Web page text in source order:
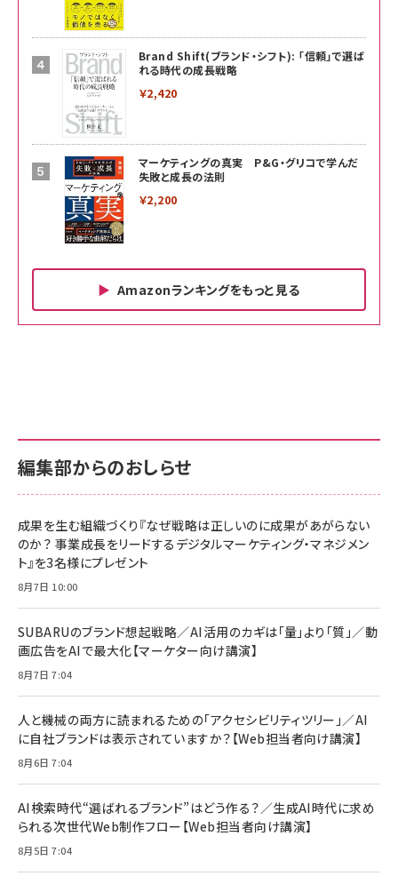
Brand Shift(ブランド・シフト): 「信頼」で選ば
れる時代の成長戦略
￥2,420
マーケティングの真実 P&G・グリコで学んだ
失敗と成長の法則
￥2,200
Amazonランキングをもっと見る
￥880
anan(アンアン)2026/06/24号 No.2500増刊
スペシャルエディション[王道エンタメの矜持／
￥1,100
anan(アンアン)2026/07/08号 No.2502[2026
￥880
ママ投資家が育休中に１億貯めた株式投資
組織の成果を最大化する ルールのデザイン
￥1,980
Amazonランキングをもっと見る
サポート正規品 メーカー保証5年 KLMEA128G
NIMASO ガラスフィルム iPhone 17 用 保護フィ
すい ガイド枠付き いPhone17 (6.3インチ) 対応
2枚セット DSP25F1698
￥1,599
￥6,980
全ワイヤレスイヤホン/アクティブノイズキャンセリ
技術基準適合】ブラック
￥5,990
ケーブル Anker絡まないケーブル 240W 結束バン
ド付き USB PD対応 シリコン素材採用 iPhone
17 / 16 / 15 / Galaxy iPad Pro MacBook
Pro/Air 各種対応 (1.8m ミッドナイトブラック)
￥1,890
サポート正規品 メーカー保証5年 KLMEA128G
Amazon eギフトカード - Amazonロゴ - クラ
￥5,000
Anker PowerLine III Flow USB-C & USB-C
Pro/Air 各種対応 (1.8m ミッドナイトブラック)
￥1,890
サッポロ 生ビール 黒ラベル 350ml 缶 24本 ビー
ル ケース買い【6/30応募〆切! 黒ラベルビヤセラー
￥4,857
編集部からのおしらせ
成果を生む組織づくり『なぜ戦略は正しいのに成果があがらない
のか？ 事業成長をリードするデジタルマーケティング・マネジメン
ト』を3名様にプレゼント
8月7日 10:00
SUBARUのブランド想起戦略／AI活用のカギは「量」より「質」／動
画広告をAIで最大化【マーケター向け講演】
8月7日 7:04
人と機械の両方に読まれるための「アクセシビリティツリー」／AI
に自社ブランドは表示されていますか？【Web担当者向け講演】
8月6日 7:04
AI検索時代“選ばれるブランド”はどう作る？／生成AI時代に求め
られる次世代Web制作フロー【Web担当者向け講演】
8月5日 7:04